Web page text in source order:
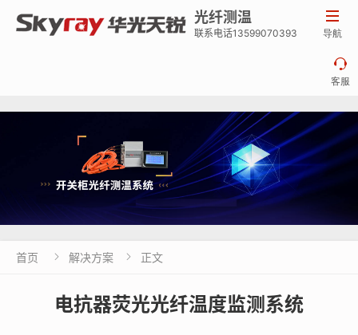
光纤测温
联系电话13599070393

导航

客服
首页  解决方案  正文
电抗器荧光光纤温度监测系统